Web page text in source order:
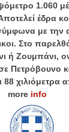
1.060
έδρα
με την
Στο
ή Ζουμπάνι,
Πετρόβουνο
88 χιλιόμετρα
more info